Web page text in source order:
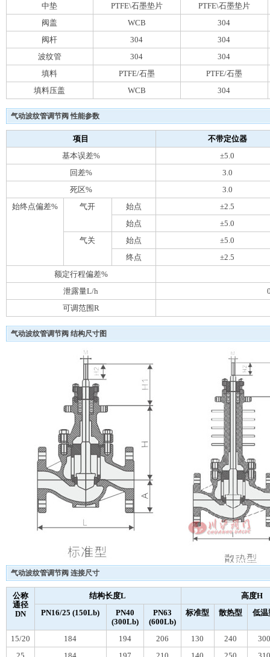
中垫
PTFE\石墨垫片
PTFE\石墨垫片
阀盖
WCB
304
阀杆
304
304
波纹管
304
304
填料
PTFE/石墨
PTFE/石墨
填料压盖
WCB 304
气动波纹管调节阀 性能参数
项目
不带定位器
基本误差%
±5.0
回差%
3.0
死区%
3.0
始终点偏差%
气开 始点
±2.5
始点
±5.0
气关
始点
±5.0
终点
±2.5
额定行程偏差%
泄露量L/h
可调范围R
气动波纹管调节阀 结构尺寸图
气动波纹管调节阀 连接尺寸
公称
通径
DN
结构长度L
高度H
PN16/25 (150Lb)
PN40
(300Lb)
PN63
(600Lb)
标准型 散热型 低温
15/20 184 194 206 130 240
300